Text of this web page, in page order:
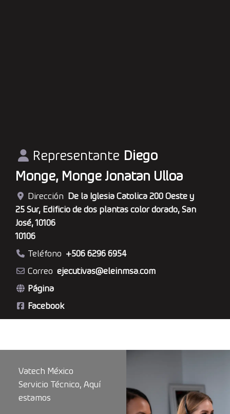
Representante Diego
Monge, Monge Jonatan Ulloa
Dirección De la Iglesia Catolica 200 Oeste y
25 Sur, Edificio de dos plantas color dorado, San
José, 10106
10106
Teléfono +506 6296 6954
Correo ejecutivas@eleinmsa.com
Página
Facebook
Vatech México
Servicio Técnico, Aquí
estamos